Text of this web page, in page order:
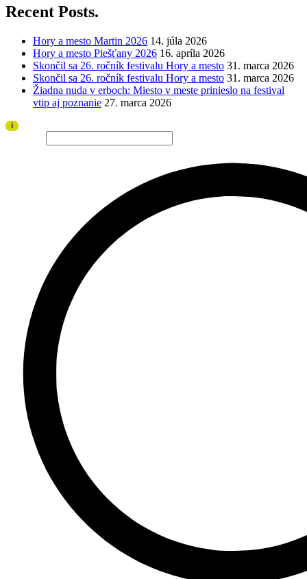
Recent Posts.
Hory a mesto Martin 2026 14. júla 2026
Hory a mesto Piešťany 2026 16. apríla 2026
Skončil sa 26. ročník festivalu Hory a mesto 31. marca 2026
Skončil sa 26. ročník festivalu Hory a mesto 31. marca 2026
Žiadna nuda v erboch: Miesto v meste prinieslo na festival
vtip aj poznanie 27. marca 2026
i